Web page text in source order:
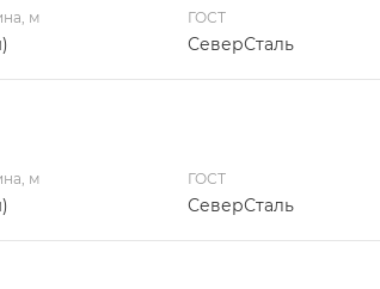
м ГОСТ
СеверСталь
м ГОСТ
СеверСталь